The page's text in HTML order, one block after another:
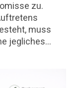
zu.
muss
jegliches
Antwort